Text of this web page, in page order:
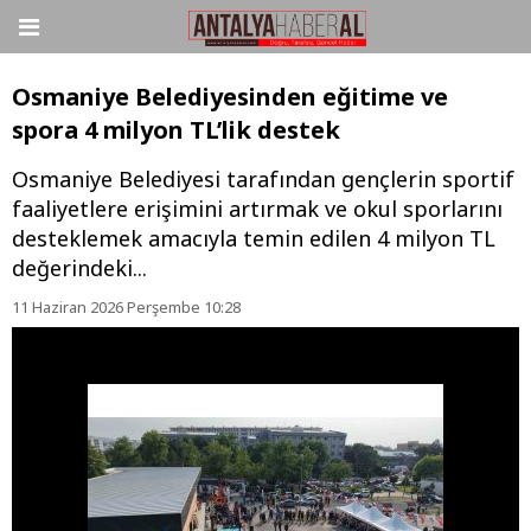
Osmaniye Belediyesinden eğitime ve
spora 4 milyon TL’lik destek
Osmaniye Belediyesi tarafından gençlerin sportif
faaliyetlere erişimini artırmak ve okul sporlarını
desteklemek amacıyla temin edilen 4 milyon TL
değerindeki...
11 Haziran 2026 Perşembe 10:28